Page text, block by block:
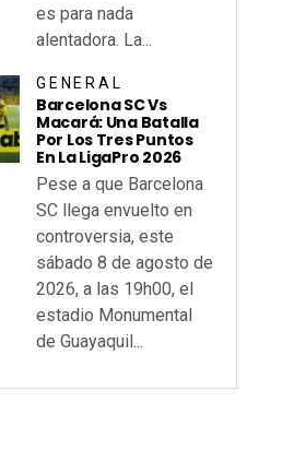
es para nada
alentadora. La...
GENERAL
Barcelona SC Vs
Macará: Una Batalla
Por Los Tres Puntos
En La LigaPro 2026
Pese a que Barcelona
SC llega envuelto en
controversia, este
sábado 8 de agosto de
2026, a las 19h00, el
estadio Monumental
de Guayaquil...